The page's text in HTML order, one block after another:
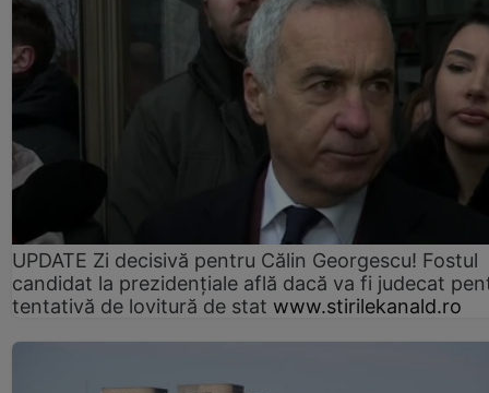
UPDATE Zi decisivă pentru Călin Georgescu! Fostul
candidat la prezidențiale află dacă va fi judecat
tentativă de lovitură de stat www.stirilekanald.ro